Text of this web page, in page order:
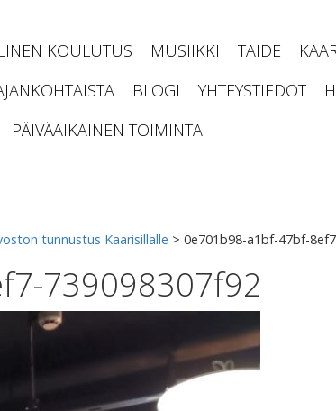
KOULUTUS MUSIIKKI TAIDE
BLOGI YHTEYSTIEDOT
PÄIVÄAIKAINEN TOIMINTA
tunnustus Kaarisillalle > 0e701b98-a1bf-47bf-
739098307f92